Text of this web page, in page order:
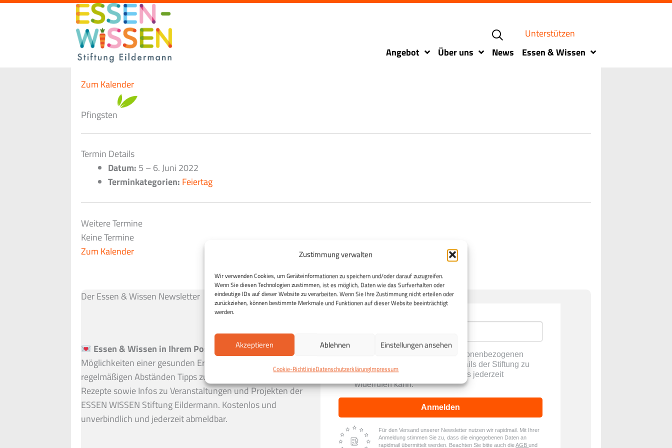
Zustimmung verwalten
Wir verwenden Cookies, um Geräteinformationen zu speichern und/oder darauf zuzugreifen.
Wenn Sie diesen Technologien zustimmen, ist es möglich, Daten wie das Surfverhalten oder
eindeutige IDs auf dieser Website zu verarbeiten. Wenn Sie Ihre Zustimmung nicht erteilen oder
zurückziehen, können bestimmte Merkmale und Funktionen auf dieser Website beeinträchtigt
werden.
Akzeptieren Ablehnen Einstellungen ansehen
Cookie-RichtlinieDatenschutzerklärungImpressum
Zum
Unterstützen
Angebot
Über uns News Essen & Wissen
Zum Kalender
Pfingsten
Termin Details
Datum: 5 – 6. Juni 2022
Terminkategorien: Feiertag
Weitere Termine
Keine Termine
Zum Kalender
Der Essen & Wissen Newsletter
Essen & Wissen in Ihrem Postfach:
Entdecken Sie die
Möglichkeiten einer gesunden Ernährung und erhalten Sie in
regelmäßigen Abständen Tipps zu einer gesunden Ernährung,
Rezepte sowie Infos zu Veranstaltungen und Projekten der
ESSEN WISSEN Stiftung Eildermann. Kostenlos und
unverbindlich und jederzeit abmeldbar.
Ich stimme zu, dass meine personenbezogenen
Daten genutzt werden, um E-Mails der Stiftung zu
erhalten, und weiß, dass ich dies jederzeit
widerrufen kann.
Anmelden
Für den Versand unserer Newsletter nutzen wir rapidmail. Mit Ihrer
Anmeldung stimmen Sie zu, dass die eingegebenen Daten an
rapidmail übermittelt werden. Beachten Sie bitte auch dieAGBund